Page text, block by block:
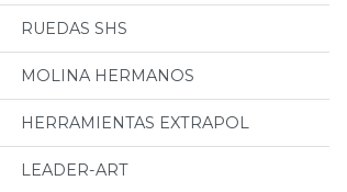
RUEDAS SHS
MOLINA HERMANOS
HERRAMIENTAS EXTRAPOL
LEADER-ART